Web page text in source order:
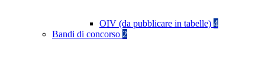
OIV (da pubblicare in tabelle) 4
Bandi di concorso 2